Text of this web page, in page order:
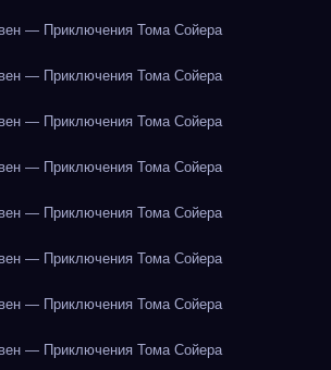
— Приключения Тома Сойера
— Приключения Тома Сойера
— Приключения Тома Сойера
— Приключения Тома Сойера
— Приключения Тома Сойера
— Приключения Тома Сойера
— Приключения Тома Сойера
— Приключения Тома Сойера